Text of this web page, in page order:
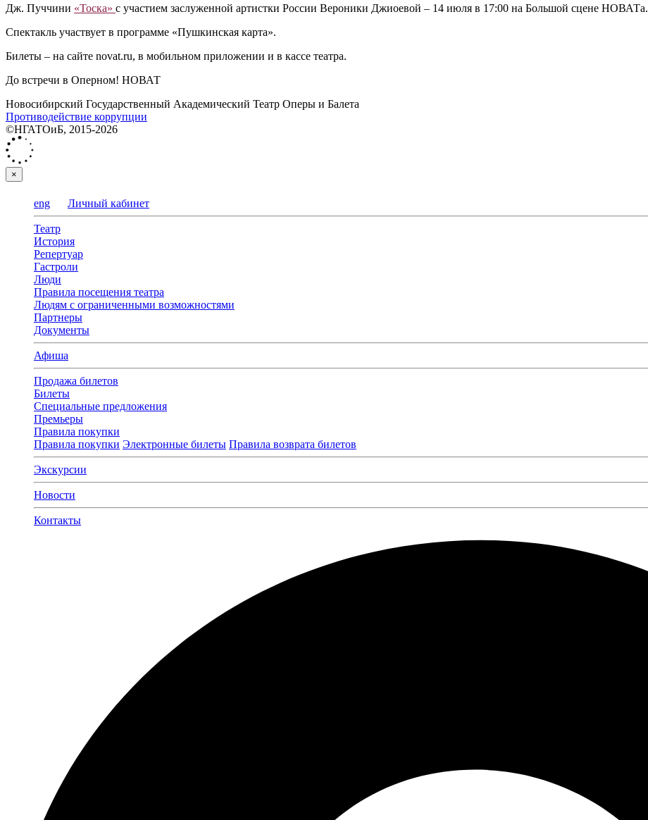
Дж. Пуччини «Тоска» с участием заслуженной артистки России Вероники Джиоевой ‒ 14 июля в 17:00 на Большой сцене НОВАТа.
Спектакль участвует в программе «Пушкинская карта».
Билеты ‒ на сайте novat.ru, в мобильном приложении и в кассе театра.
До встречи в Оперном! НОВАТ
Новосибирский Государственный Академический Театр Оперы и Балета
Противодействие коррупции
©НГАТОиБ, 2015-2026
×
eng Личный кабинет
Театр
История
Репертуар
Гастроли
Люди
Правила посещения театра
Людям с ограниченными возможностями
Партнеры
Документы
Афиша
Продажа билетов
Билеты
Специальные предложения
Премьеры
Правила покупки
Правила покупки Электронные билеты Правила возврата билетов
Экскурсии
Новости
Контакты